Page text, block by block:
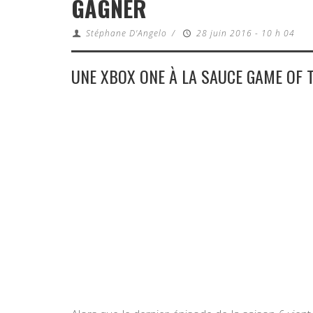
GAGNER
Stéphane D'Angelo / 28 juin 2016 - 10 h 04
UNE XBOX ONE À LA SAUCE GAME OF